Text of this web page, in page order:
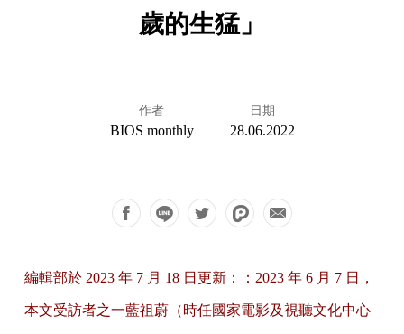
歲的生猛」
作者
BIOS monthly
日期
28.06.2022
編輯部於 2023 年 7 月 18 日更新：：2023 年 6 月 7 日，
本文受訪者之一藍祖蔚（時任國家電影及視聽文化中心